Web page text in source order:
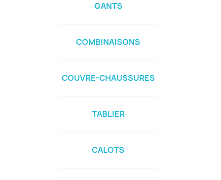
GANTS
COMBINAISONS
COUVRE-CHAUSSURES
TABLIER
CALOTS